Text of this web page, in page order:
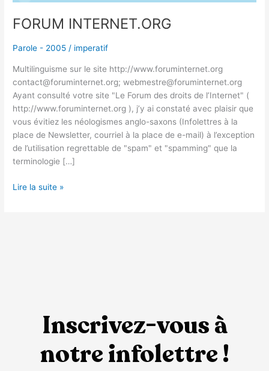
FORUM INTERNET.ORG
Parole - 2005 / imperatif
Multilinguisme sur le site http://www.foruminternet.org
contact@foruminternet.org; webmestre@foruminternet.org
Ayant consulté votre site "Le Forum des droits de l’Internet" (
http://www.foruminternet.org ), j’y ai constaté avec plaisir que
vous évitiez les néologismes anglo-saxons (Infolettres à la
place de Newsletter, courriel à la place de e-mail) à l’exception
de l’utilisation regrettable de "spam" et "spamming" que la
terminologie […]
Lire la suite »
Inscrivez-vous à
notre infolettre !